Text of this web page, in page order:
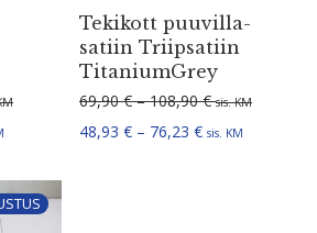
88,00 € kuni 140,90 €
61,60 € kuni 98,63 €
Tekikott puuvil­la­
satiin Triip­satiin
TitaniumGrey
69,90€ – 108,90€ sis. KM
48,93 € – 76,23 €Hinnavahemik:
sis. KM